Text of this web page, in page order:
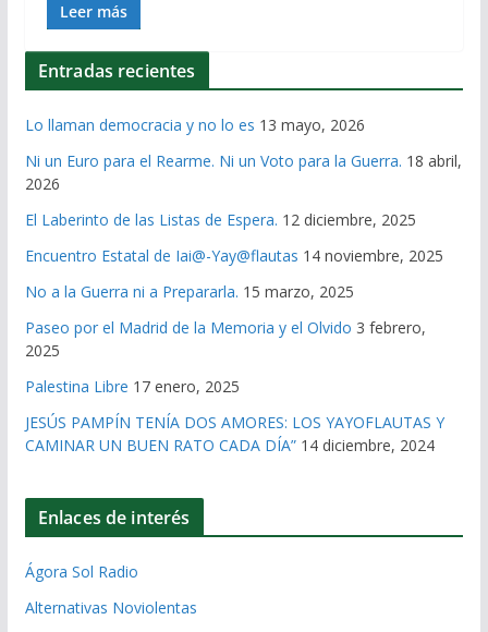
Leer más
Entradas recientes
Lo llaman democracia y no lo es 13 mayo, 2026
Ni un Euro para el Rearme. Ni un Voto para la Guerra. 18 abril,
2026
El Laberinto de las Listas de Espera. 12 diciembre, 2025
Encuentro Estatal de Iai@-Yay@flautas 14 noviembre, 2025
No a la Guerra ni a Prepararla. 15 marzo, 2025
Paseo por el Madrid de la Memoria y el Olvido 3 febrero,
2025
Palestina Libre 17 enero, 2025
JESÚS PAMPÍN TENÍA DOS AMORES: LOS YAYOFLAUTAS Y
CAMINAR UN BUEN RATO CADA DÍA” 14 diciembre, 2024
Enlaces de interés
Ágora Sol Radio
Alternativas Noviolentas